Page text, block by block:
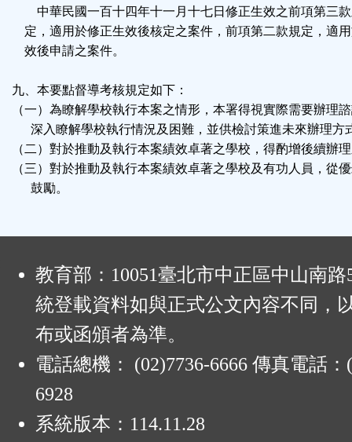
中華民國一百十四年十一月十七日修正生效之前項第三款
定，適用於修正生效後核定之案件，前項第二款規定，適
效後申請之案件。
九、本要點督導考核規定如下：
（一）為瞭解學校執行本案之情形，本署得視實際需要辦理
深入瞭解學校執行情況及困難，並供檢討策進未來辦理方
（二）對於推動及執行本案績效卓著之學校，得酌增後續辦
（三）對於推動及執行本案績效卓著之學校及有功人員，從
鼓勵。
教育部：10051臺北市中正區中山南
統登載資料如與正式公文內容不同，
布或函頒者為準。
電話總機： (02)7736-6666 傳真電話：
6928
系統版本： 114.11.28